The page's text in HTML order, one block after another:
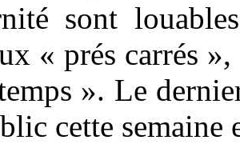
sont
« prés carrés
». Le
cette semaine